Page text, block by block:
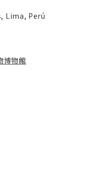
Lima, Perú
博物館